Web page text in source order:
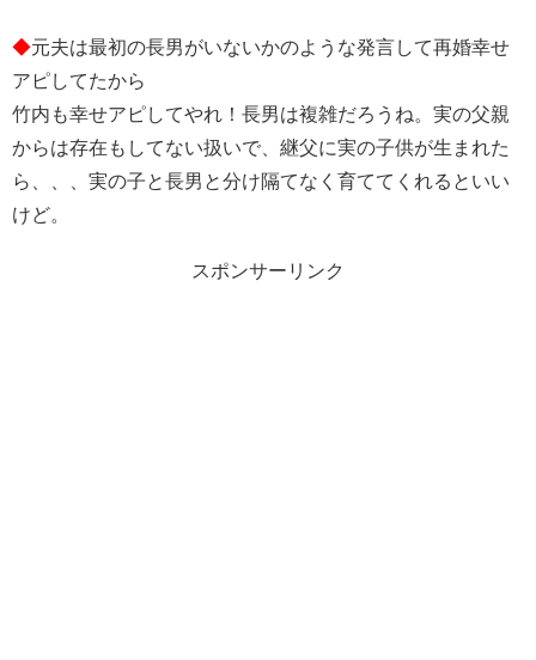
◆元夫は最初の長男がいないかのような発言して再婚幸せ
アピしてたから
竹内も幸せアピしてやれ！長男は複雑だろうね。実の父親
からは存在もしてない扱いで、継父に実の子供が生まれた
ら、、、実の子と長男と分け隔てなく育ててくれるといい
けど。
スポンサーリンク